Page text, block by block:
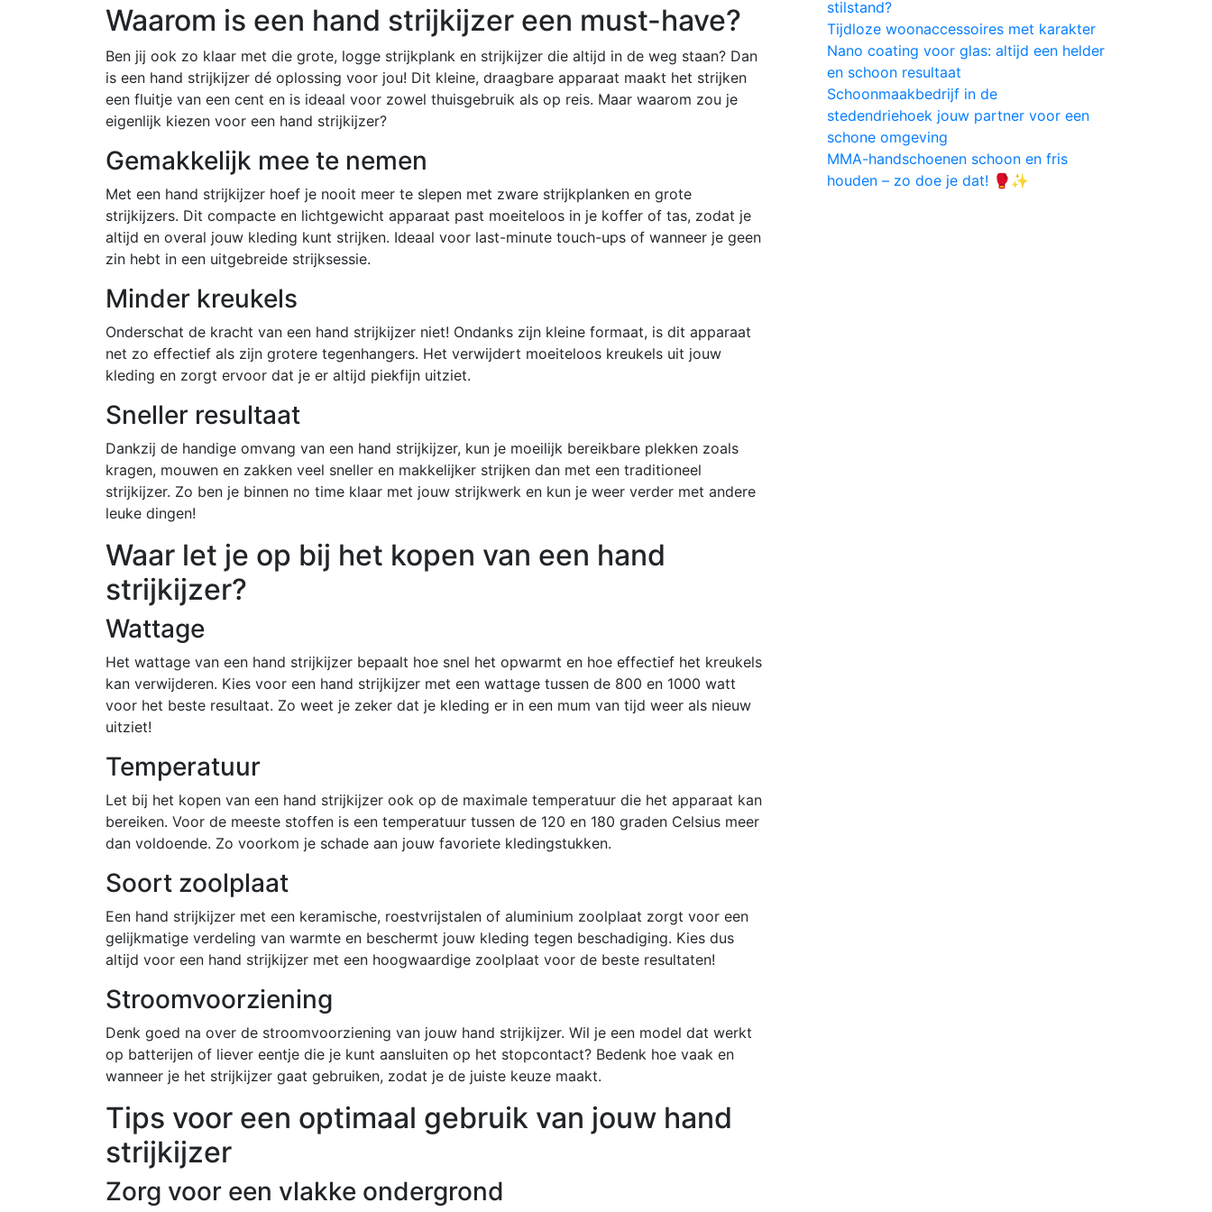
Waarom is een hand strijkijzer een must-have?
Ben jij ook zo klaar met die grote, logge strijkplank en strijkijzer die altijd in de weg staan? Dan
is een hand strijkijzer dé oplossing voor jou! Dit kleine, draagbare apparaat maakt het strijken
een fluitje van een cent en is ideaal voor zowel thuisgebruik als op reis. Maar waarom zou je
eigenlijk kiezen voor een hand strijkijzer?
Gemakkelijk mee te nemen
Met een hand strijkijzer hoef je nooit meer te slepen met zware strijkplanken en grote
strijkijzers. Dit compacte en lichtgewicht apparaat past moeiteloos in je koffer of tas, zodat je
altijd en overal jouw kleding kunt strijken. Ideaal voor last-minute touch-ups of wanneer je geen
zin hebt in een uitgebreide strijksessie.
Minder kreukels
Onderschat de kracht van een hand strijkijzer niet! Ondanks zijn kleine formaat, is dit apparaat
net zo effectief als zijn grotere tegenhangers. Het verwijdert moeiteloos kreukels uit jouw
kleding en zorgt ervoor dat je er altijd piekfijn uitziet.
Sneller resultaat
Dankzij de handige omvang van een hand strijkijzer, kun je moeilijk bereikbare plekken zoals
kragen, mouwen en zakken veel sneller en makkelijker strijken dan met een traditioneel
strijkijzer. Zo ben je binnen no time klaar met jouw strijkwerk en kun je weer verder met andere
leuke dingen!
Waar let je op bij het kopen van een hand
strijkijzer?
Wattage
Het wattage van een hand strijkijzer bepaalt hoe snel het opwarmt en hoe effectief het kreukels
kan verwijderen. Kies voor een hand strijkijzer met een wattage tussen de 800 en 1000 watt
voor het beste resultaat. Zo weet je zeker dat je kleding er in een mum van tijd weer als nieuw
uitziet!
Temperatuur
Let bij het kopen van een hand strijkijzer ook op de maximale temperatuur die het apparaat kan
bereiken. Voor de meeste stoffen is een temperatuur tussen de 120 en 180 graden Celsius meer
dan voldoende. Zo voorkom je schade aan jouw favoriete kledingstukken.
Soort zoolplaat
Een hand strijkijzer met een keramische, roestvrijstalen of aluminium zoolplaat zorgt voor een
gelijkmatige verdeling van warmte en beschermt jouw kleding tegen beschadiging. Kies dus
altijd voor een hand strijkijzer met een hoogwaardige zoolplaat voor de beste resultaten!
Stroomvoorziening
Denk goed na over de stroomvoorziening van jouw hand strijkijzer. Wil je een model dat werkt
op batterijen of liever eentje die je kunt aansluiten op het stopcontact? Bedenk hoe vaak en
wanneer je het strijkijzer gaat gebruiken, zodat je de juiste keuze maakt.
Tips voor een optimaal gebruik van jouw hand
strijkijzer
Zorg voor een vlakke ondergrond
stilstand?
Tijdloze woonaccessoires met karakter
Nano coating voor glas: altijd een helder
en schoon resultaat
Schoonmaakbedrijf in de
stedendriehoek jouw partner voor een
schone omgeving
MMA-handschoenen schoon en fris
houden – zo doe je dat! 🥊✨